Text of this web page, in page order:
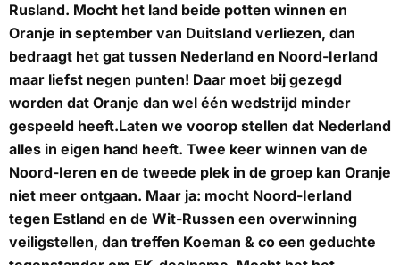
Rusland. Mocht het land beide potten winnen en
Oranje in september van Duitsland verliezen, dan
bedraagt het gat tussen Nederland en Noord-Ierland
maar liefst negen punten! Daar moet bij gezegd
worden dat Oranje dan wel één wedstrijd minder
gespeeld heeft.Laten we voorop stellen dat Nederland
alles in eigen hand heeft. Twee keer winnen van de
Noord-Ieren en de tweede plek in de groep kan Oranje
niet meer ontgaan. Maar ja: mocht Noord-Ierland
tegen Estland en de Wit-Russen een overwinning
veiligstellen, dan treffen Koeman & co een geduchte